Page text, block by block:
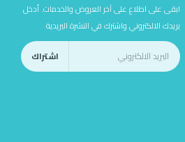
ابقى على اطلاع على آخر العروض والخدمات. أدخل
بريدك الالكتروني واشترك في النشرة البريدية